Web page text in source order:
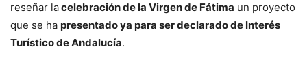
reseñar lacelebración de la Virgen de Fátima un proyecto
que se ha presentado ya para ser declarado de Interés
Turístico de Andalucía.